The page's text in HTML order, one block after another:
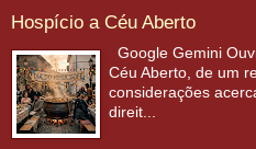
Hospício a Céu Aberto
Google Gemini
Céu Aberto, de um
considerações
direit...